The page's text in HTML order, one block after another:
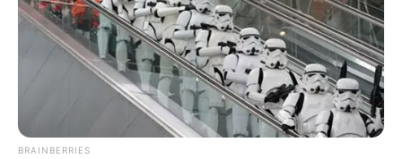
TEMAS RELACIONADOS
SALDAÑA - TOLIMA TRAGENDIA ASESINATO
MANTÉNGASE EN ALERTA
BRAINBERRIES